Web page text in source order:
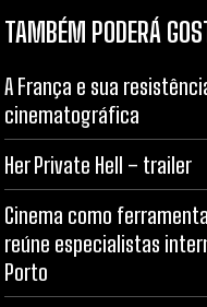
TAMBÉM PODERÁ
A França e sua
cinematográfica
Her Private Hell – trailer
Cinema como
reúne especialistas
Porto